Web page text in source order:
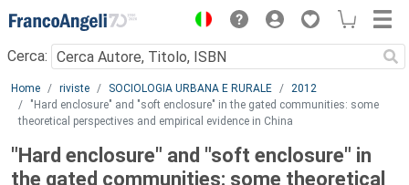
Menu
Cerca:
Main content
Home riviste SOCIOLOGIA URBANA E RURALE
2012
"Hard enclosure" and "soft enclosure" in the gated communities: some
theoretical perspectives and empirical evidence in China
"Hard enclosure" and "soft enclosure" in
the gated communities: some theoretical